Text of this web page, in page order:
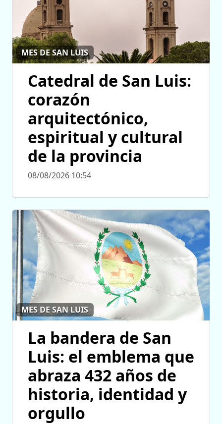
MES DE SAN LUIS
Catedral de San Luis:
corazón
arquitectónico,
espiritual y cultural
de la provincia
08/08/2026 10:54
MES DE SAN LUIS
La bandera de San
Luis: el emblema que
abraza 432 años de
historia, identidad y
orgullo